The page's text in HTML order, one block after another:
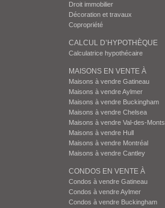
Droit immobilier
Décoration et travaux
Copropriété
CALCUL D’HYPOTHÈQUE
Calculatrice hypothécaire
MAISONS EN VENTE À
Maisons à vendre Gatineau
Maisons à vendre Aylmer
Maisons à vendre Buckingham
Maisons à vendre Chelsea
Maisons à vendre Val-des-Monts
Maisons à vendre Hull
Maisons à vendre Montréal
Maisons à vendre Cantley
CONDOS EN VENTE À
Condos à vendre Gatineau
Condos à vendre Aylmer
Condos à vendre Buckingham